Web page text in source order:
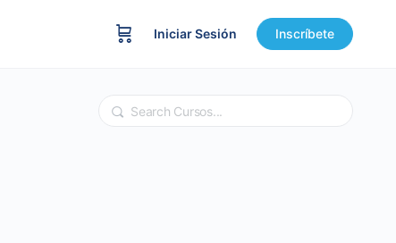
Iniciar Sesión Inscríbete
Buscar